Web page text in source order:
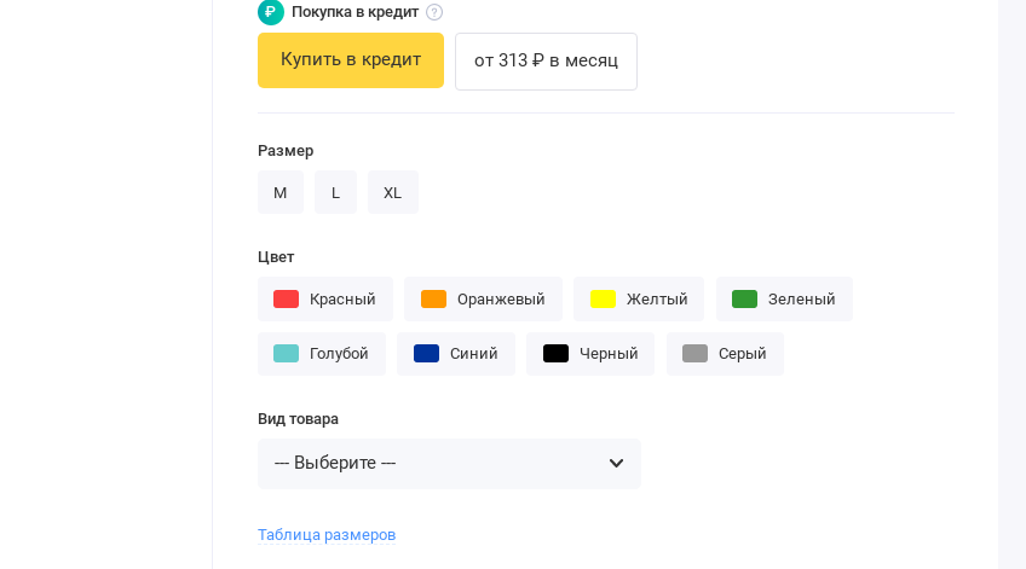
Размер
M L XL
Цвет
Красный Оранжевый Желтый Зеленый
Голубой Синий Черный Серый
Вид товара
Таблица размеров
₽ Покупка в кредит
Купить в кредит от 313 ₽ в месяц